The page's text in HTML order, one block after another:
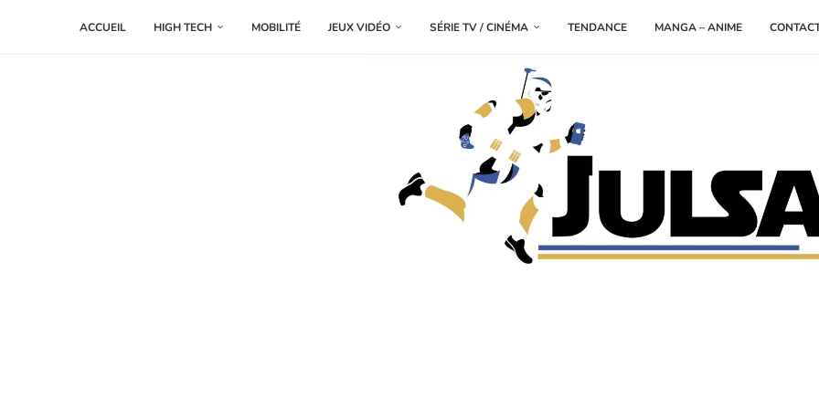
ACCUEIL HIGH TECH MOBILITÉ JEUX VIDÉO SÉRIE TV / CINÉMA TENDANCE MANGA – ANIME